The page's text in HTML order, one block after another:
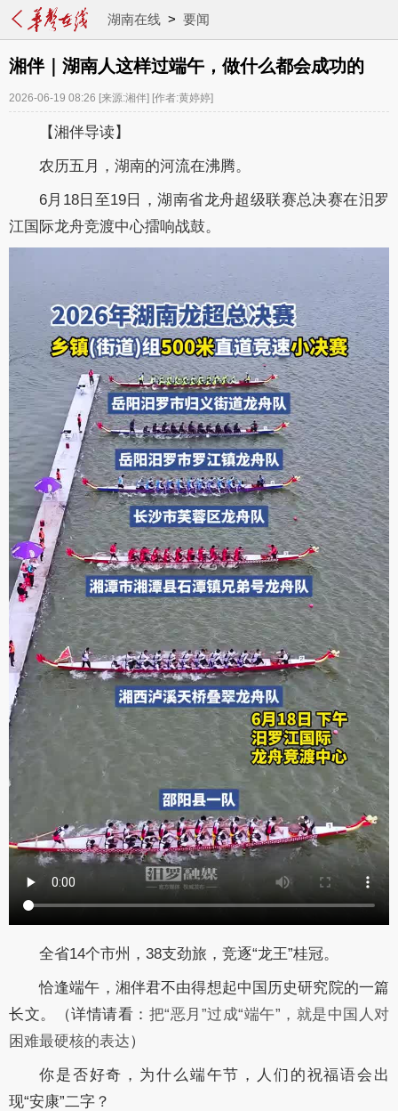
湖南在线> 要闻
湘伴｜湖南人这样过端午，做什么都会成功的
2026-06-19 08:26 [来源:湘伴] [作者:黄婷婷]
【湘伴导读】
农历五月，湖南的河流在沸腾。
6月18日至19日，湖南省龙舟超级联赛总决赛在汨罗
江国际龙舟竞渡中心擂响战鼓。
全省14个市州，38支劲旅，竞逐“龙王”桂冠。
恰逢端午，湘伴君不由得想起中国历史研究院的一篇
长文。（详情请看： 把“恶月”过成“端午”，就是中国人对
困难最硬核的表达）
你是否好奇，为什么端午节，人们的祝福语会出
现“安康”二字？